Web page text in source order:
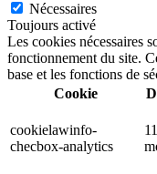
Nécessaires
Toujours activé
Les cookies nécessaires
fonctionnement du site.
base et les fonctions de
Cookie
cookielawinfo-
checbox-analytics
11